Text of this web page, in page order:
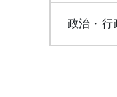
政治・行